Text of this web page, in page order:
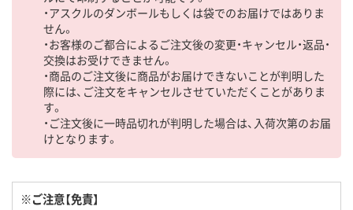
・アスクルのダンボールもしくは袋でのお届けではありま
せん。
・お客様のご都合によるご注文後の変更・キャンセル・返品・
交換はお受けできません。
・商品のご注文後に商品がお届けできないことが判明した
際には、ご注文をキャンセルさせていただくことがありま
す。
・ご注文後に一時品切れが判明した場合は、入荷次第のお届
けとなります。
※ご注意【免責】